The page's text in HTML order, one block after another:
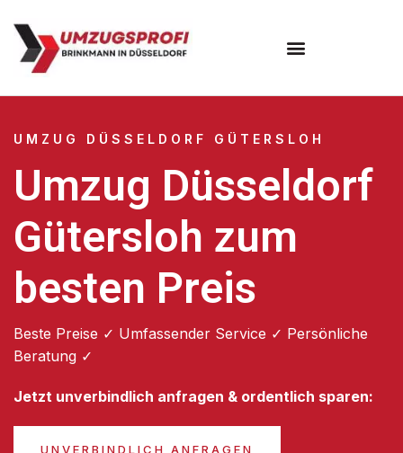
UMZUG DÜSSELDORF GÜTERSLOH
Umzug Düsseldorf
Gütersloh zum
besten Preis
Beste Preise ✓ Umfassender Service ✓ Persönliche
Beratung ✓
Jetzt unverbindlich anfragen & ordentlich sparen:
UNVERBINDLICH ANFRAGEN